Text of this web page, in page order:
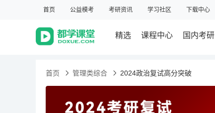
首页 公益模考 考研资讯 学习社区 下载中心
精选 课程中心 国内考研
首页 管理类综合 2024政治复试高分突破